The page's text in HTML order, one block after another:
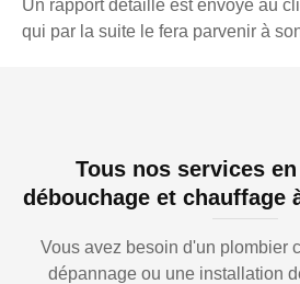
Un rapport détaillé est envoyé au
qui par la suite le fera parvenir à
Tous nos services
débouchage et chauffage
Vous avez besoin d'un plombier
dépannage ou une installation